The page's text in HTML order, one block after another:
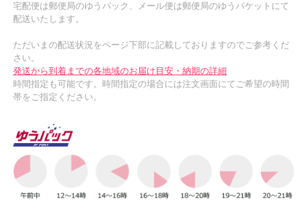
宅配便は郵便局のゆうパック、メール便は郵便局のゆうパケットにて
配送いたします。
ただいまの配送状況をページ下部に記載しておりますのでご参考くだ
さい。
発送から到着までの各地域のお届け目安・納期の詳細
時間指定も可能です。時間指定の場合には注文画面にてご希望の時間
帯をご指定ください。